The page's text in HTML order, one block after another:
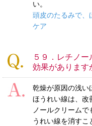
い。
頭皮のたるみで、
ケア
５９．レチノ
効果があります
乾燥が原因の浅い
ほうれい線は、改
ノールクリーム
うれい線を消すこ